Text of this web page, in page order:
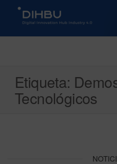
DIGITAL
Etiqueta:
Tecnológicos